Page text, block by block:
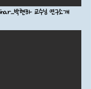
박현하 교수님 연구소개